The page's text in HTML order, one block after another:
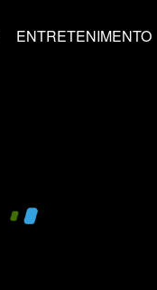
ENTRETENIMENTO